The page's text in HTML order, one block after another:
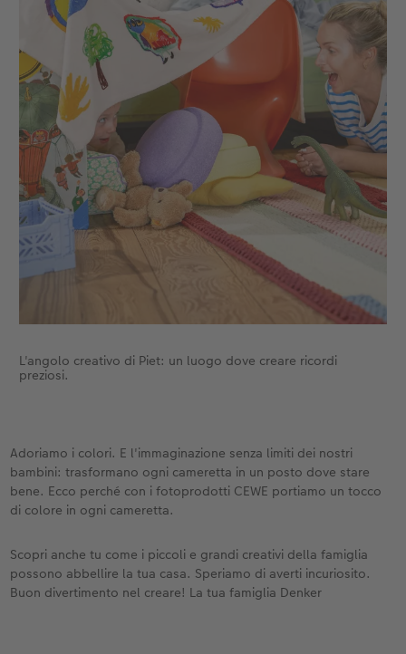
L'angolo creativo di Piet: un luogo dove creare ricordi
preziosi.
Adoriamo i colori. E l'immaginazione senza limiti dei nostri
bambini: trasformano ogni cameretta in un posto dove stare
bene. Ecco perché con i fotoprodotti CEWE portiamo un tocco
di colore in ogni cameretta.
Scopri anche tu come i piccoli e grandi creativi della famiglia
possono abbellire la tua casa. Speriamo di averti incuriosito.
Buon divertimento nel creare! La tua famiglia Denker